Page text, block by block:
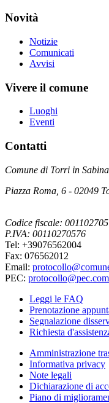
Novità
Notizie
Comunicati
Avvisi
Vivere il comune
Luoghi
Eventi
Contatti
Comune di Torri in Sabina
Piazza Roma, 6 - 02049
Codice fiscale:
P.IVA: 00110270576
Tel: +39076562004
Fax: 076562012
Email:
PEC:
Leggi le FAQ
Prenotazione
Segnalazione
Richiesta
Amministrazione
Informativa privacy
Note legali
Dichiarazione di
Piano di